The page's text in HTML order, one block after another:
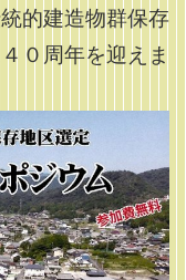
的建造物群保存
０周年を迎えま